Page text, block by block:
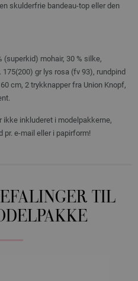
skulderfrie bandeau-top eller den
(superkid) mohair, 30 % silke,
gr lys rosa (fv 93), rundpind
cm, 2 trykknapper fra Union Knopf,
ikke inkluderet i modelpakkerne,
pr. e-mail eller i papirform!
TIL